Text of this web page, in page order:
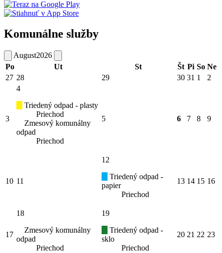
Komunálne služby
August2026
Po
Ut St Št Pi So Ne
27 28 29 30 31 1 2
3
4
Triedený odpad - plasty
Priechod
Zmesový komunálny
odpad
Priechod
5 6 7 8 9
10 11
12
Triedený odpad -
papier
Priechod
13 14 15 16
17
18
Zmesový komunálny
odpad
Priechod
19
Triedený odpad -
sklo
Priechod
20 21 22 23